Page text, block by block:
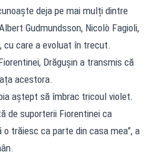
deja pe mai mulți dintre
Gudmundsson, Nicolò Fagioli,
cu care a evoluat în trecut.
Drăgușin a transmis că
acestora.
aștept să îmbrac tricoul violet.
de suporterii Fiorentinei ca
o trăiesc ca parte din casa mea”, a